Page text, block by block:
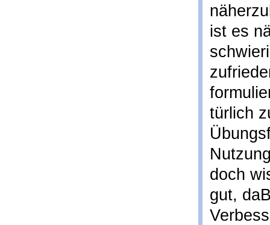
ist es
türlich
doch
gut,